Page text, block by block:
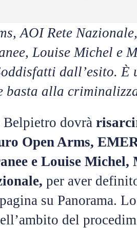
AOI Rete
Louise Michel e
dall’esito.
basta alla
dovrà
Open Arms,
e Louise
per aver
su Panorama.
del